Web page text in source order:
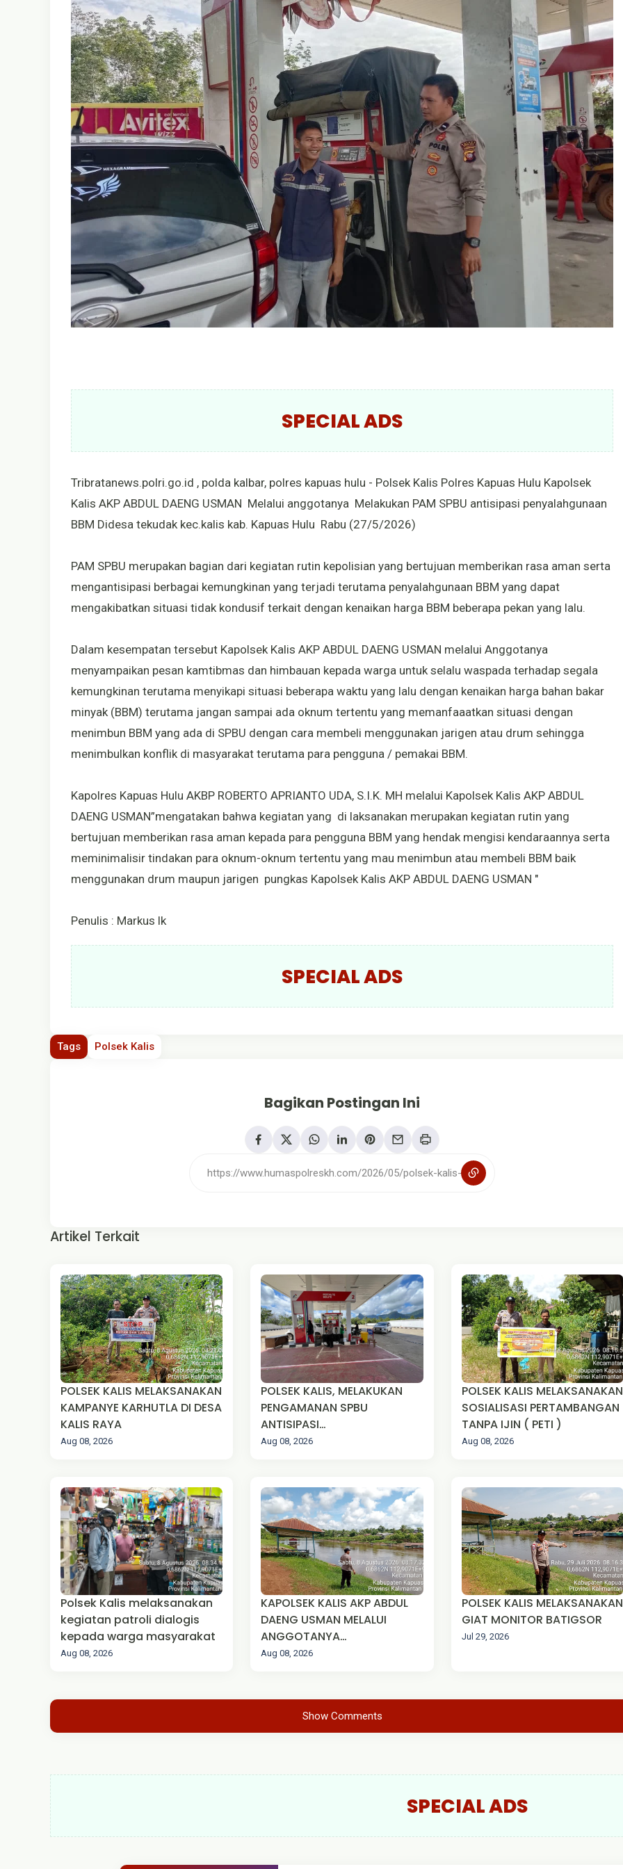
SPECIAL ADS
Tribratanews.polri.go.id , polda kalbar, polres kapuas hulu - Polsek Kalis Polres Kapuas Hulu Kapolsek
Kalis AKP ABDUL DAENG USMAN Melalui anggotanya Melakukan PAM SPBU antisipasi penyalahgunaan
BBM Didesa tekudak kec.kalis kab. Kapuas Hulu Rabu (27/5/2026)
PAM SPBU merupakan bagian dari kegiatan rutin kepolisian yang bertujuan memberikan rasa aman serta
mengantisipasi berbagai kemungkinan yang terjadi terutama penyalahgunaan BBM yang dapat
mengakibatkan situasi tidak kondusif terkait dengan kenaikan harga BBM beberapa pekan yang lalu.
Dalam kesempatan tersebut Kapolsek Kalis AKP ABDUL DAENG USMAN melalui Anggotanya
menyampaikan pesan kamtibmas dan himbauan kepada warga untuk selalu waspada terhadap segala
kemungkinan terutama menyikapi situasi beberapa waktu yang lalu dengan kenaikan harga bahan bakar
minyak (BBM) terutama jangan sampai ada oknum tertentu yang memanfaaatkan situasi dengan
menimbun BBM yang ada di SPBU dengan cara membeli menggunakan jarigen atau drum sehingga
menimbulkan konflik di masyarakat terutama para pengguna / pemakai BBM.
Kapolres Kapuas Hulu AKBP ROBERTO APRIANTO UDA, S.I.K. MH melalui Kapolsek Kalis AKP ABDUL
DAENG USMAN”mengatakan bahwa kegiatan yang di laksanakan merupakan kegiatan rutin yang
bertujuan memberikan rasa aman kepada para pengguna BBM yang hendak mengisi kendaraannya serta
meminimalisir tindakan para oknum-oknum tertentu yang mau menimbun atau membeli BBM baik
menggunakan drum maupun jarigen pungkas Kapolsek Kalis AKP ABDUL DAENG USMAN "
Penulis : Markus lk
SPECIAL ADS
Tags Polsek Kalis
Bagikan Postingan Ini
Artikel Terkait
POLSEK KALIS MELAKSANAKAN
KAMPANYE KARHUTLA DI DESA
KALIS RAYA
Aug 08, 2026
POLSEK KALIS, MELAKUKAN
PENGAMANAN SPBU
ANTISIPASI
PENYALAHGUNAAN BBM DI
Aug 08, 2026
POLSEK KALIS MELAKSANAKAN
SOSIALISASI PERTAMBANGAN
TANPA IJIN ( PETI )
Aug 08, 2026
Polsek Kalis melaksanakan
kegiatan patroli dialogis
kepada warga masyarakat
Aug 08, 2026
KAPOLSEK KALIS AKP ABDUL
DAENG USMAN MELALUI
ANGGOTANYA
MELAKSANAKAN GIAT
AIR SUNGAI MANDAY.
Aug 08, 2026
POLSEK KALIS MELAKSANAKAN
GIAT MONITOR BATIGSOR
Jul 29, 2026
Show Comments
SPECIAL ADS